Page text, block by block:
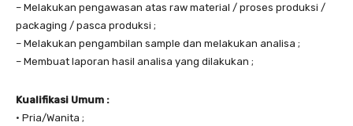
– Melakukan pengawasan atas raw material / proses produksi /
packaging / pasca produksi ;
– Melakukan pengambilan sample dan melakukan analisa ;
– Membuat laporan hasil analisa yang dilakukan ;
Kualifikasi Umum :
• Pria/Wanita ;